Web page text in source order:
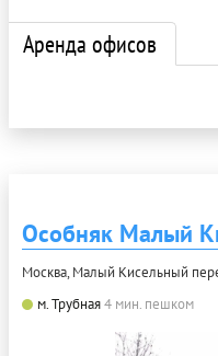
Аренда офисов
Особняк Малый
Москва, Малый Кисельный
м. Трубная4 мин. пешком